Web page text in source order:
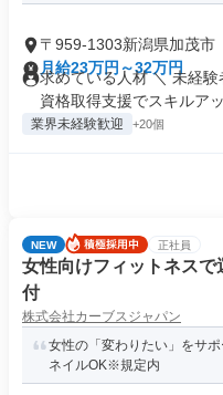
〒959-1303新潟県加茂市
月給23万円～32万円
求めている人材 ＼ 未経
資格取得支援でスキルアッ
業界未経験歓迎 +20個
NEW 正社員
女性向けフィットネス
付
株式会社カーブスジャパン
女性の「変わりたい」をサ
ネイルOK※規定内